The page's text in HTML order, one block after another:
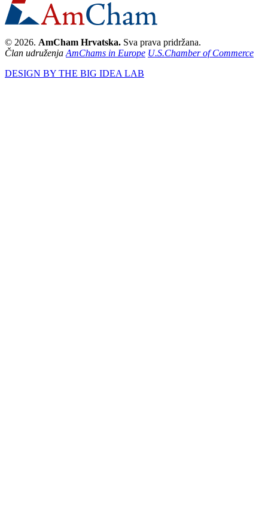
© 2026. AmCham Hrvatska. Sva prava pridržana.
Član udruženja AmChams in Europe U.S.Chamber of Commerce
DESIGN BY THE BIG IDEA LAB